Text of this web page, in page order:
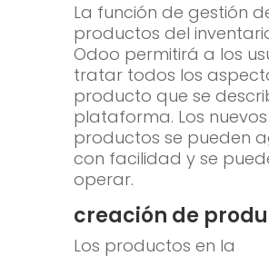
La función de gestión
productos del
Odoo permitirá a los
tratar todos los
producto que se
plataforma. Los nuevos
productos se pueden
con facilidad y se
operar.
creación de
Los productos en la